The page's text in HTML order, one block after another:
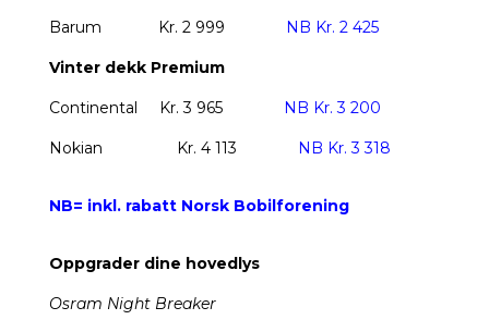
Barum Kr. 2 999 NB Kr. 2 425
Vinter dekk Premium
Continental Kr. 3 965 NB Kr. 3 200
Nokian Kr. 4 113 NB Kr. 3 318
NB= inkl. rabatt Norsk Bobilforening
Oppgrader dine hovedlys
Osram Night Breaker